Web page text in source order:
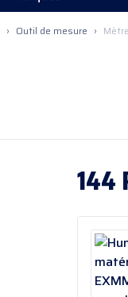
› Outil de mesure › Mètre
144